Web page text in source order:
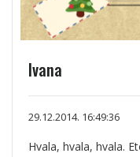
Ivana
29.12.2014. 16:49:36
Hvala, hvala, hvala.